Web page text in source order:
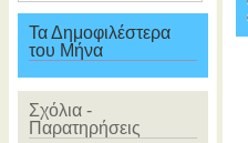
Τα Δημοφιλέστερα
του Μήνα
Σχόλια -
Παρατηρήσεις